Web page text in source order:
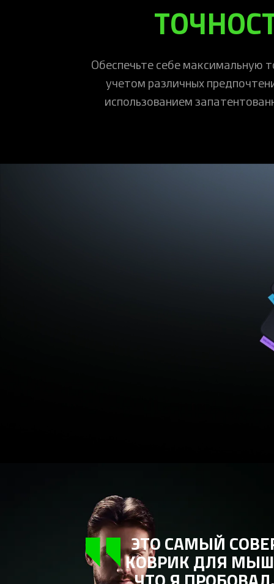
Обеспечьте себе максимальную
учетом различных
использованием
ИЗ ВСЕХ,